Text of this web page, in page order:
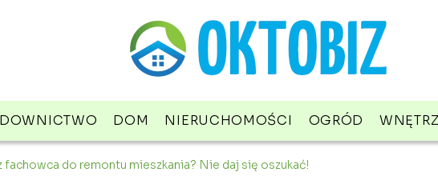
DOM NIERUCHOMOŚCI OGRÓD
fachowca do remontu mieszkania? Nie daj się oszukać!